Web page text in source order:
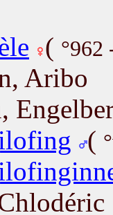
(
Aribo
(